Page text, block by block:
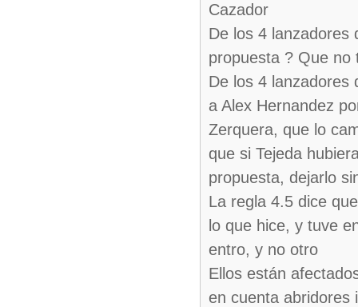
Cazador
De los 4 lanzadores
propuesta ? Que no
De los 4 lanzadores
a Alex Hernandez
Zerquera, que lo
que si Tejeda
propuesta, dejarlo
La regla 4.5 dice
lo que hice, y tuve
entro, y no otro
Ellos están
en cuenta abridores